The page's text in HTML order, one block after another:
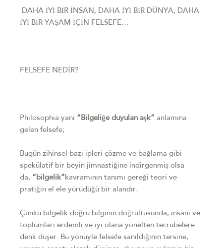
DAHA İYİ BİR İNSAN, DAHA İYİ BİR DÜNYA, DAHA
İYİ BİR YAŞAM İÇİN FELSEFE…
FELSEFE NEDİR?
Philosophia yani “Bilgeliğe duyulan aşk” anlamına
gelen felsefe;
Bugün zihinsel bazı ipleri çözme ve bağlama gibi
spekülatif bir beyin jimnastiğine indirgenmiş olsa
da, “bilgelik”kavramının tanımı gereği teori ve
pratiğin el ele yürüdüğü bir alandır.
Çünkü bilgelik doğru bilginin doğrultusunda, insanı ve
toplumları erdemli ve iyi olana yönelten tecrübelere
denk düşer. Bu yönüyle felsefe sanıldığının tersine,